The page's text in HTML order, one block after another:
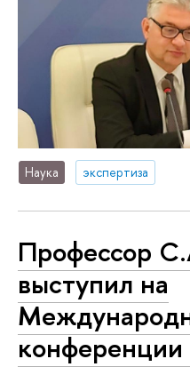
Наука экспертиза
Профессор
выступил на